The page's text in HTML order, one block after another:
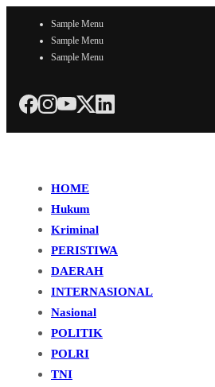
Sample Menu
Sample Menu
Sample Menu
HOME
Hukum
Kriminal
PERISTIWA
DAERAH
INTERNASIONAL
Nasional
POLITIK
POLRI
TNI